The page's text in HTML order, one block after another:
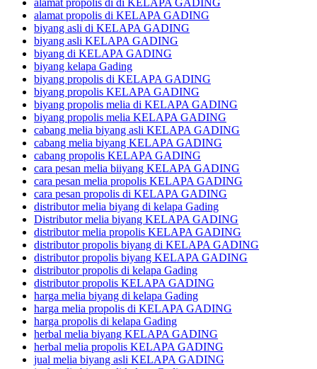
alamat propolis di di KELAPA GADING
alamat propolis di KELAPA GADING
biyang asli di KELAPA GADING
biyang asli KELAPA GADING
biyang di KELAPA GADING
biyang kelapa Gading
biyang propolis di KELAPA GADING
biyang propolis KELAPA GADING
biyang propolis melia di KELAPA GADING
biyang propolis melia KELAPA GADING
cabang melia biyang asli KELAPA GADING
cabang melia biyang KELAPA GADING
cabang propolis KELAPA GADING
cara pesan melia biiyang KELAPA GADING
cara pesan melia propolis KELAPA GADING
cara pesan propolis di KELAPA GADING
distributor melia biyang di kelapa Gading
Distributor melia biyang KELAPA GADING
distributor melia propolis KELAPA GADING
distributor propolis biyang di KELAPA GADING
distributor propolis biyang KELAPA GADING
distributor propolis di kelapa Gading
distributor propolis KELAPA GADING
harga melia biyang di kelapa Gading
harga melia propolis di KELAPA GADING
harga propolis di kelapa Gading
herbal melia biyang KELAPA GADING
herbal melia propolis KELAPA GADING
jual melia biyang asli KELAPA GADING